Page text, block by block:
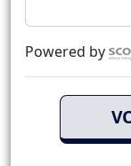
Powered by